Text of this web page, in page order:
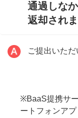
通過しな
返却され
ご提出いた
※BaaS提携サ
ートフォンアプ